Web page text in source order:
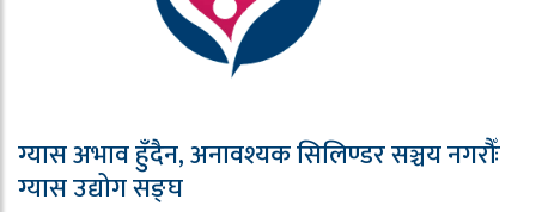
ग्यास अभाव हुँदैन, अनावश्यक सिलिण्डर सञ्चय नगरौँः
ग्यास उद्योग सङ्घ